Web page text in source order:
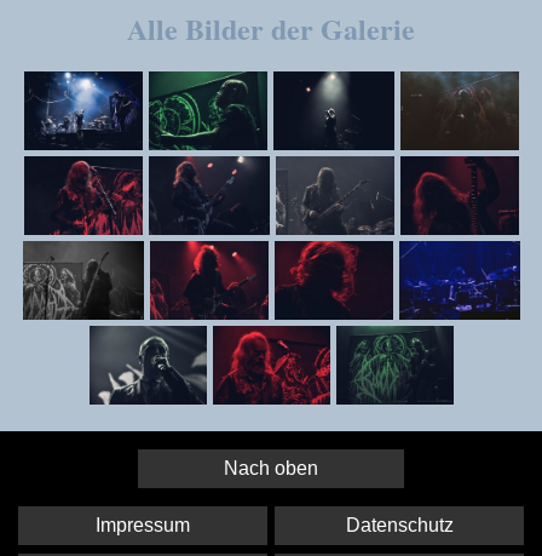
Alle Bilder der Galerie
Nach oben
Impressum Datenschutz